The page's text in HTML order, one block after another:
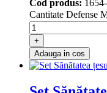
Cod produs:
Cantitate Defense
+
Adauga in cos